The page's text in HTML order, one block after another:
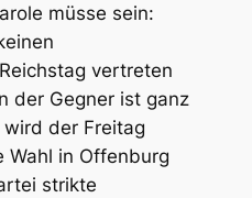
müsse sein:
vertreten
der Gegner ist ganz
der Freitag
Wahl in Offenburg
strikte